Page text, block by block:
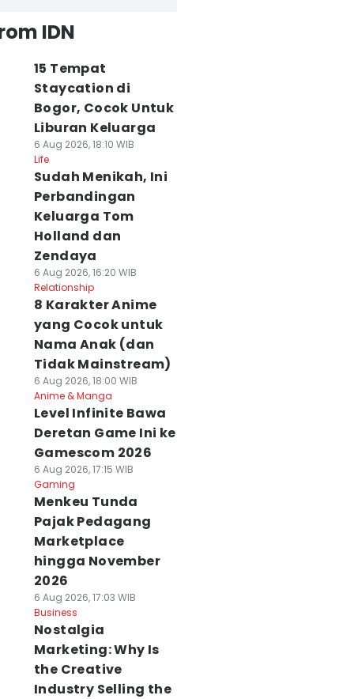
IDN
15 Tempat
Staycation di
Bogor, Cocok Untuk
Liburan Keluarga
6 Aug 2026, 18:10 WIB
Life
Sudah Menikah, Ini
Perbandingan
Keluarga Tom
Holland dan
Zendaya
6 Aug 2026, 16:20 WIB
Relationship
8 Karakter Anime
yang Cocok untuk
Nama Anak (dan
Tidak Mainstream)
6 Aug 2026, 18:00 WIB
Anime & Manga
Level Infinite Bawa
Deretan Game Ini ke
Gamescom 2026
6 Aug 2026, 17:15 WIB
Gaming
Menkeu Tunda
Pajak Pedagang
Marketplace
hingga November
2026
6 Aug 2026, 17:03 WIB
Business
Nostalgia
Marketing: Why Is
the Creative
Industry Selling the